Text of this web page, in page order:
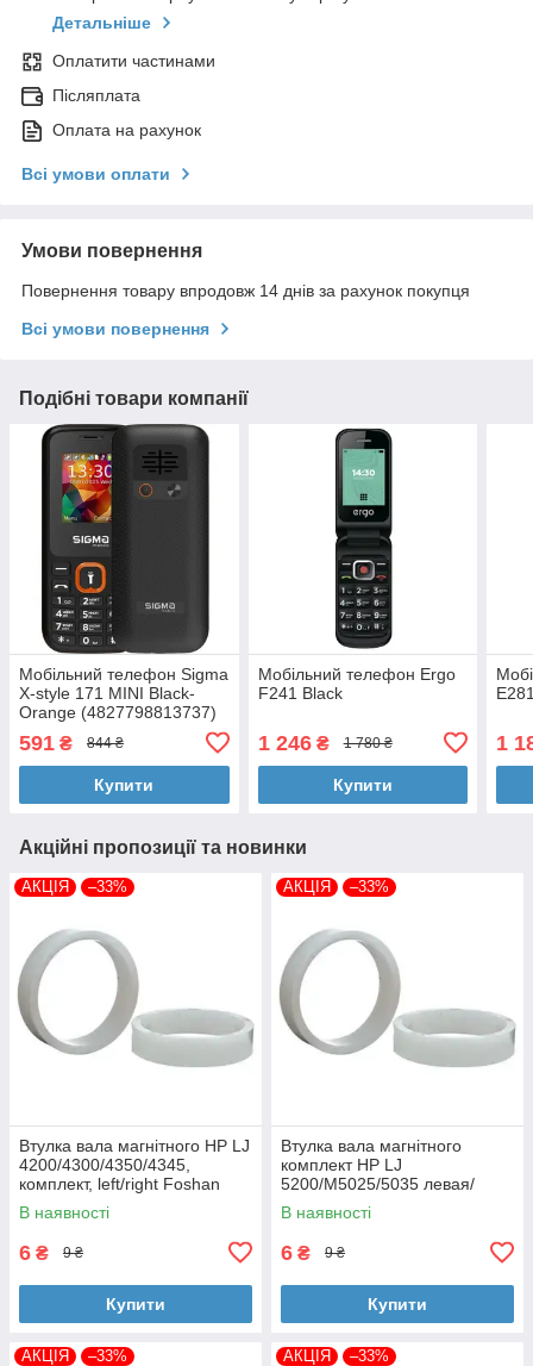
Детальніше
Оплатити частинами
Післяплата
Оплата на рахунок
Всі умови оплати
Умови повернення
Повернення товару впродовж 14 днів за рахунок покупця
Всі умови повернення
Подібні товари компанії
Мобільний телефон Sigma
X-style 171 MINI Black-
Orange (4827798813737)
591 ₴ 844 ₴
Купити
Мобільний телефон Ergo
F241 Black
1 246₴ 1 780 ₴
Купити
1
Акційні пропозиції та новинки
АКЦІЯ –33%
Втулка вала магнітного HP LJ
4200/4300/4350/4345,
комплект, left/right Foshan
(MAG-1338A-BSH-Foshan)
В наявності
6 ₴ 9 ₴
Купити
АКЦІЯ –33%
Втулка вала магнітного
комплект HP LJ
5200/M5025/5035 левая/
правая Foshan (MAG-7516A-
BSH-Foshan)
В наявності
6 ₴ 9 ₴
Купити
АКЦІЯ –33% АКЦІЯ –33%